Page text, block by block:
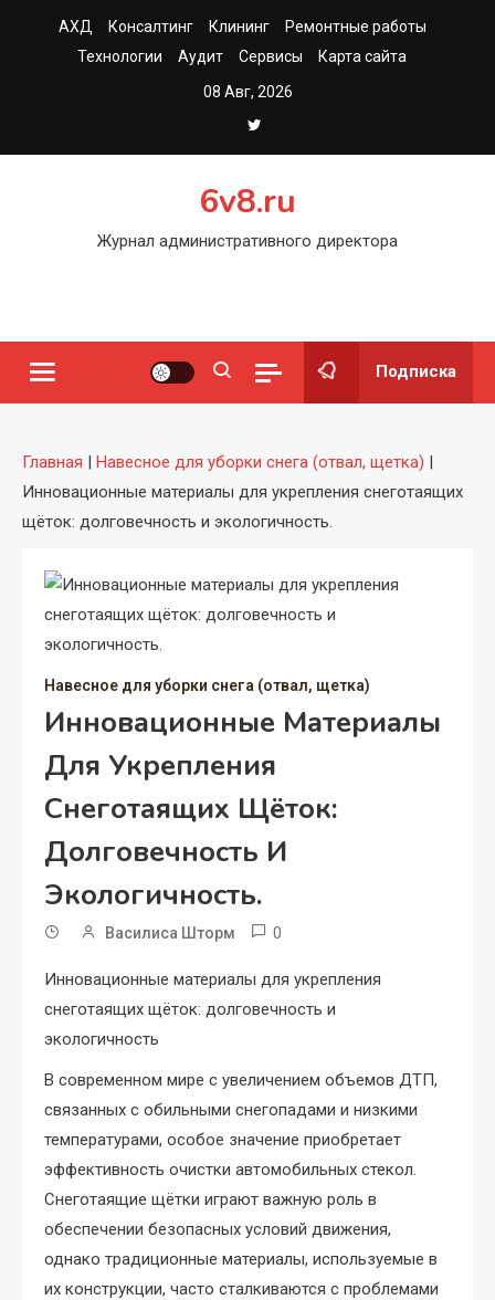
АХД Консалтинг Клининг
Ремонтные работы
Технологии
Аудит Сервисы
Карта сайта
08 Авг, 2026
6v8.ru
Журнал административного директора
Подписка
Главная | Навесное для уборки снега (отвал, щетка) |
Инновационные материалы для укрепления снеготаящих
щёток: долговечность и экологичность.
Навесное для уборки снега (отвал, щетка)
Инновационные Материалы
Для Укрепления
Снеготаящих Щёток:
Долговечность И
Экологичность.
Василиса Шторм 0
Инновационные материалы для укрепления
снеготаящих щёток: долговечность и
экологичность
В современном мире с увеличением объемов ДТП,
связанных с обильными снегопадами и низкими
температурами, особое значение приобретает
эффективность очистки автомобильных стекол.
Снеготаящие щётки играют важную роль в
обеспечении безопасных условий движения,
однако традиционные материалы, используемые в
их конструкции, часто сталкиваются с проблемами